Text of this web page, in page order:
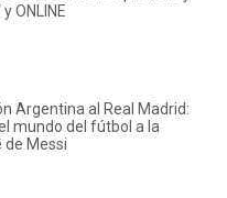
ONLINE
Argentina al Real Madrid:
mundo del fútbol a la
Messi